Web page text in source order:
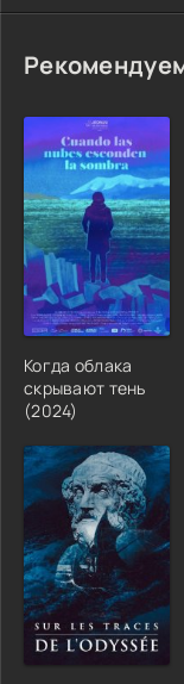
Когда облака
скрывают тень
(2024)